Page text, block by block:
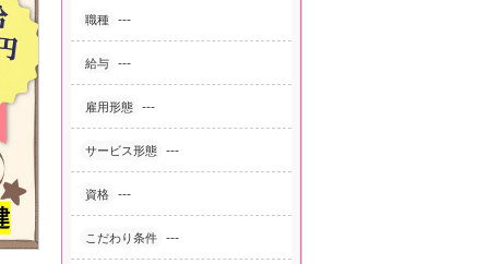
職種 ---
給与 ---
雇用形態 ---
サービス形態 ---
資格 ---
こだわり条件 ---